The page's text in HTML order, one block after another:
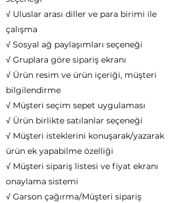
√ Uluslar arası diller ve para birimi ile
çalışma
√ Sosyal ağ paylaşımları seçeneği
√ Gruplara göre sipariş ekranı
√ Ürün resim ve ürün içeriği, müşteri
bilgilendirme
√ Müşteri seçim sepet uygulaması
√ Ürün birlikte satılanlar seçeneği
√ Müşteri isteklerini konuşarak/yazarak
ürün ek yapabilme özelliği
√ Müşteri sipariş listesi ve fiyat ekranı
onaylama sistemi
√ Garson çağırma/Müşteri sipariş